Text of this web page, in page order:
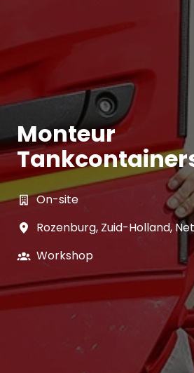
Monteur
On-site
Rozenburg, Zuid-Holland,
Workshop